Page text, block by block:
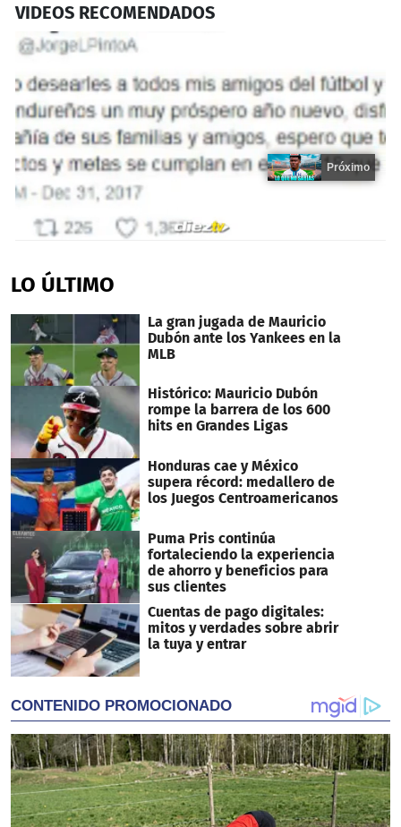
VIDEOS RECOMENDADOS
of
15
Próximo
LO ÚLTIMO
La gran jugada de Mauricio
Dubón ante los Yankees en la
MLB
Histórico: Mauricio Dubón
rompe la barrera de los 600
hits en Grandes Ligas
Honduras cae y México
supera récord: medallero de
los Juegos Centroamericanos
Puma Pris continúa
fortaleciendo la experiencia
de ahorro y beneficios para
sus clientes
Cuentas de pago digitales:
mitos y verdades sobre abrir
la tuya y entrar